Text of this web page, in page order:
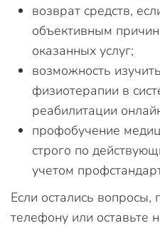
возврат средств,
объективным
оказанных услуг;
возможность
физиотерапии в
реабилитации
профобучение
строго по
учетом
Если остались
телефону или оставьте